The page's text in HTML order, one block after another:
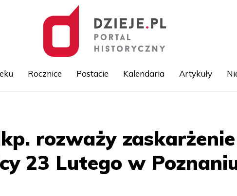
Rocznice Postacie Kalendaria Artykuły
rozważy
23 Lutego w